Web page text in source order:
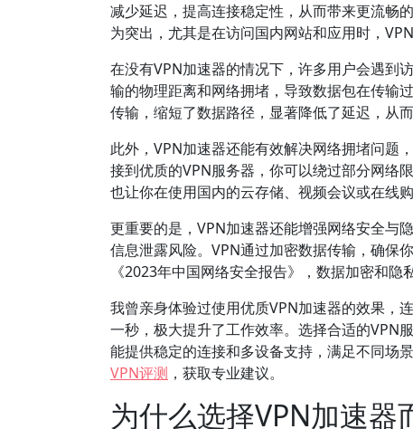
减少延迟，提高连接稳定性，从而带来更流畅
为突出，尤其是在访问国内网站和应用时，
在没有VPN加速器的情况下，许多用户会遇到
输的物理距离和网络拥堵，导致数据包在传输
传输，缩短了数据路径，显著降低了延迟，从
此外，VPN加速器还能有效解决网络拥堵问题
接到优质的VPN服务器，你可以绕过部分网络
也让你在使用国内的云存储、视频会议或在线购
更重要的是，VPN加速器还能增强网络安全与
信息泄露风险。VPN通过加密数据传输，确保
《2023年中国网络安全报告》，数据加密和隐
我曾亲身体验过使用优质VPN加速器的效果，
一秒，极大提升了工作效率。选择合适的VPN
能提供稳定的连接和多设备支持，满足不同场
VPN评测 ，获取专业建议。
为什么选择VPN加速器